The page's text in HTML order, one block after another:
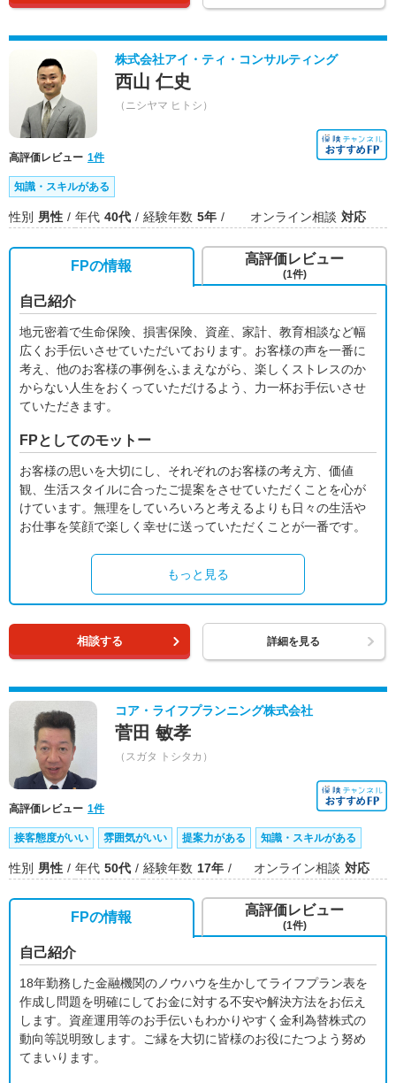
株式会社アイ・ティ・コンサルティング
西山 仁史
（ニシヤマ ヒトシ）
高評価レビュー 1件
知識・スキルがある
性別 男性 年代 40代 経験年数 5年 オンライン相談 対応
FPの情報
自己紹介
地元密着で生命保険、損害保険、資産、家計、教育相談など幅
広くお手伝いさせていただいております。お客様の声を一番に
考え、他のお客様の事例をふまえながら、楽しくストレスのか
からない人生をおくっていただけるよう、力一杯お手伝いさせ
ていただきます。
FPとしてのモットー
お客様の思いを大切にし、それぞれのお客様の考え方、価値
観、生活スタイルに合ったご提案をさせていただくことを心が
けています。無理をしていろいろと考えるよりも日々の生活や
お仕事を笑顔で楽しく幸せに送っていただくことが一番です。
もっと見る
高評価レビュー
(1件)
相談する 詳細を見る
コア・ライフプランニング株式会社
菅田 敏孝
（スガタ トシタカ）
高評価レビュー 1件
接客態度がいい 雰囲気がいい 提案力がある 知識・スキルがある
性別 男性 年代 50代 経験年数 17年 オンライン相談 対応
FPの情報
自己紹介
18年勤務した金融機関のノウハウを生かしてライフプラン表を
作成し問題を明確にしてお金に対する不安や解決方法をお伝え
します。資産運用等のお手伝いもわかりやすく金利為替株式の
動向等説明致します。ご縁を大切に皆様のお役にたつよう努め
てまいります。
高評価レビュー
(1件)